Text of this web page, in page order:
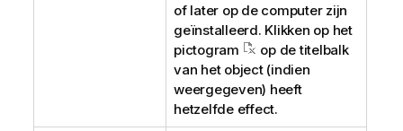
of later op de computer zijn
geïnstalleerd. Klikken op het
pictogram
op de titelbalk
van het object (indien
weergegeven) heeft
hetzelfde effect.